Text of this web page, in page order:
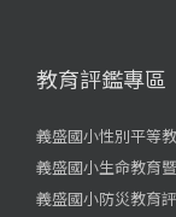
教育評鑑專區
義盛國小性別平等
義盛國小生命教育
義盛國小防災教育